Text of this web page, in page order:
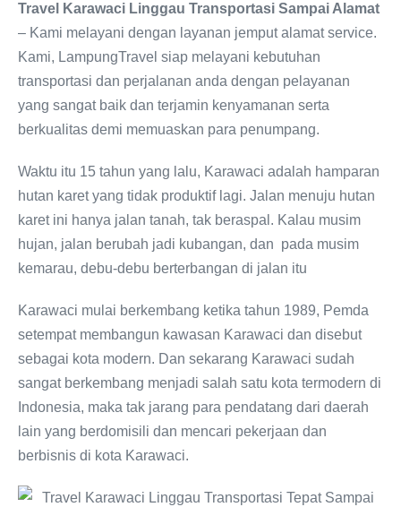
Travel Karawaci Linggau Transportasi Sampai Alamat
– Kami melayani dengan layanan jemput alamat service.
Kami, LampungTravel siap melayani kebutuhan
transportasi dan perjalanan anda dengan pelayanan
yang sangat baik dan terjamin kenyamanan serta
berkualitas demi memuaskan para penumpang.
Waktu itu 15 tahun yang lalu, Karawaci adalah hamparan
hutan karet yang tidak produktif lagi. Jalan menuju hutan
karet ini hanya jalan tanah, tak beraspal. Kalau musim
hujan, jalan berubah jadi kubangan, dan pada musim
kemarau, debu-debu berterbangan di jalan itu
Karawaci mulai berkembang ketika tahun 1989, Pemda
setempat membangun kawasan Karawaci dan disebut
sebagai kota modern. Dan sekarang Karawaci sudah
sangat berkembang menjadi salah satu kota termodern di
Indonesia, maka tak jarang para pendatang dari daerah
lain yang berdomisili dan mencari pekerjaan dan
berbisnis di kota Karawaci.